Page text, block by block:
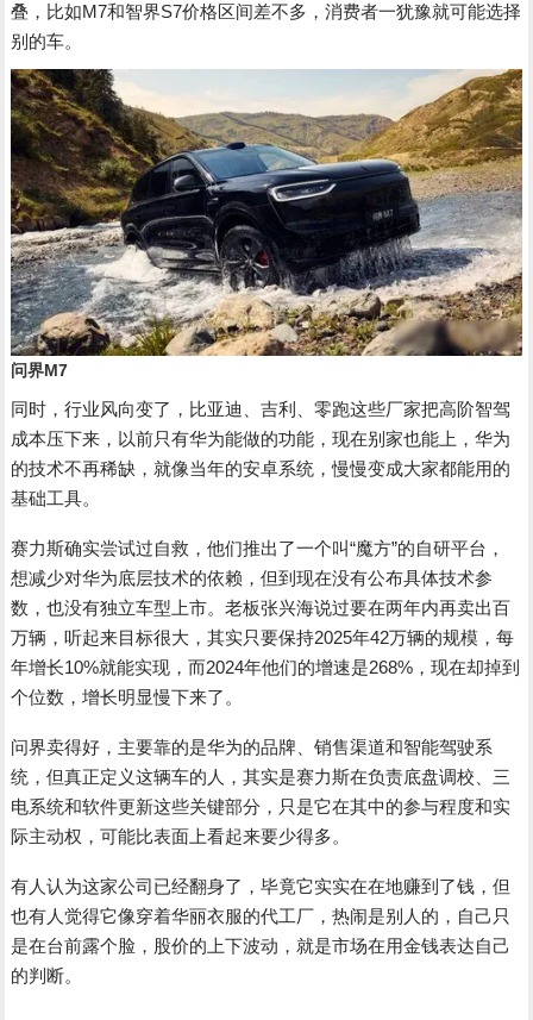
叠，比如M7和智界S7价格区间差不多，消费者一犹豫就可能选择
别的车。
问界M7
同时，行业风向变了，比亚迪、吉利、零跑这些厂家把高阶智驾
成本压下来，以前只有华为能做的功能，现在别家也能上，华为
的技术不再稀缺，就像当年的安卓系统，慢慢变成大家都能用的
基础工具。
赛力斯确实尝试过自救，他们推出了一个叫“魔方”的自研平台，
想减少对华为底层技术的依赖，但到现在没有公布具体技术参
数，也没有独立车型上市。老板张兴海说过要在两年内再卖出百
万辆，听起来目标很大，其实只要保持2025年42万辆的规模，每
年增长10%就能实现，而2024年他们的增速是268%，现在却掉到
个位数，增长明显慢下来了。
问界卖得好，主要靠的是华为的品牌、销售渠道和智能驾驶系
统，但真正定义这辆车的人，其实是赛力斯在负责底盘调校、三
电系统和软件更新这些关键部分，只是它在其中的参与程度和实
际主动权，可能比表面上看起来要少得多。
有人认为这家公司已经翻身了，毕竟它实实在在地赚到了钱，但
也有人觉得它像穿着华丽衣服的代工厂，热闹是别人的，自己只
是在台前露个脸，股价的上下波动，就是市场在用金钱表达自己
的判断。